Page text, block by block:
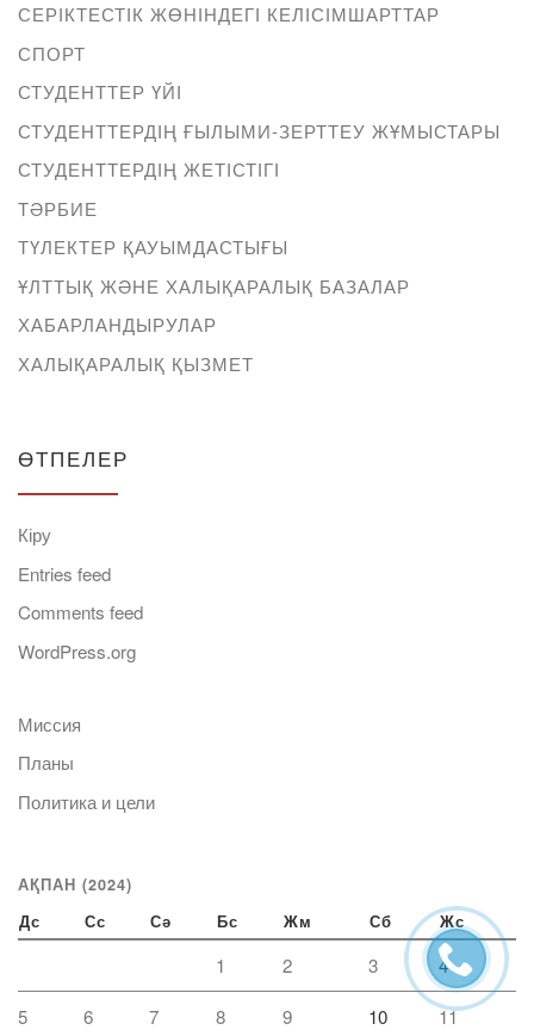
СЕРІКТЕСТІК ЖӨНІНДЕГІ КЕЛІСІМШАРТТАР
СПОРТ
СТУДЕНТТЕР ҮЙІ
СТУДЕНТТЕРДІҢ ҒЫЛЫМИ-ЗЕРТТЕУ ЖҰМЫСТАРЫ
СТУДЕНТТЕРДІҢ ЖЕТІСТІГІ
ТӘРБИЕ
ТҮЛЕКТЕР ҚАУЫМДАСТЫҒЫ
ҰЛТТЫҚ ЖӘНЕ ХАЛЫҚАРАЛЫҚ БАЗАЛАР
ХАБАРЛАНДЫРУЛАР
ХАЛЫҚАРАЛЫҚ ҚЫЗМЕТ
ӨТПЕЛЕР
Кіру
Entries feed
Comments feed
WordPress.org
Миссия
Планы
Политика и цели
АҚПАН (2024)
Дс Сс Сә Бс Жм Сб Жс
1 2 3 4
5 6 7 8 9 10 11